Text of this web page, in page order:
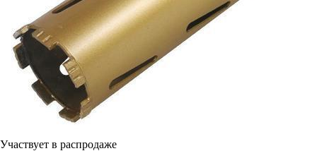
Участвует в распродаже